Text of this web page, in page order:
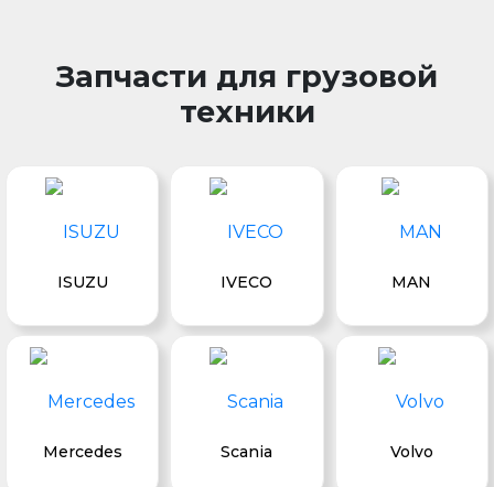
Запчасти для грузовой
техники
ISUZU IVECO MAN
Mercedes Scania Volvo